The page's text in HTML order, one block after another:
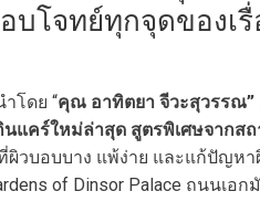
บโจทย์ทุกจุดของเรื่
โดย “คุณ อาทิตยา จีวะสุวรรณ”
นแคร์ใหม่ล่าสุด สูตรพิเศษจากส
วบอบบาง แพ้ง่าย และแก้ปัญหา
of Dinsor Palace ถนนเอก